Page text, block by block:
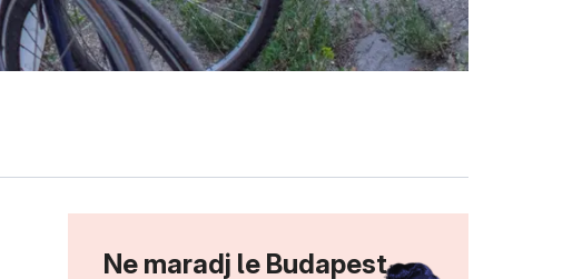
Ne maradj le Budapest